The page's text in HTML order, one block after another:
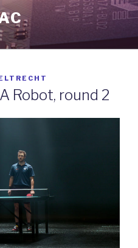
Robot, round 2